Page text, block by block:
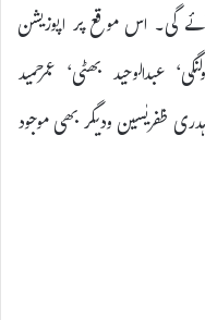
گی۔ اس موقع پر اپوزیشن
عبدالوحید بھٹی‘ عمرحمید
ظفریٰسین ودیگر بھی موجود